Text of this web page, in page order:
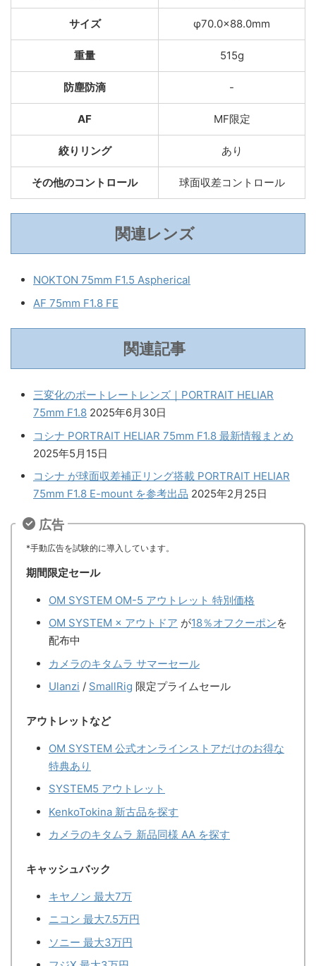
サイズ φ70.0×88.0mm
重量 515g
防塵防滴 -
AF MF限定
絞りリング あり
その他のコントロール 球面収差コントロール
関連レンズ
NOKTON 75mm F1.5 Aspherical
AF 75mm F1.8 FE
関連記事
三変化のポートレートレンズ｜PORTRAIT HELIAR
75mm F1.8 2025年6月30日
コシナ PORTRAIT HELIAR 75mm F1.8 最新情報まとめ
2025年5月15日
コシナ が球面収差補正リング搭載 PORTRAIT HELIAR
75mm F1.8 E-mount を参考出品 2025年2月25日
広告
*手動広告を試験的に導入しています。
期間限定セール
OM SYSTEM OM-5 アウトレット 特別価格
OM SYSTEM × アウトドア が18％オフクーポンを
配布中
カメラのキタムラ サマーセール
Ulanzi / SmallRig 限定プライムセール
アウトレットなど
OM SYSTEM 公式オンラインストアだけのお得な
特典あり
SYSTEM5 アウトレット
KenkoTokina 新古品を探す
カメラのキタムラ 新品同様 AA を探す
キャッシュバック
キヤノン 最大7万
ニコン 最大7.5万円
ソニー 最大3万円